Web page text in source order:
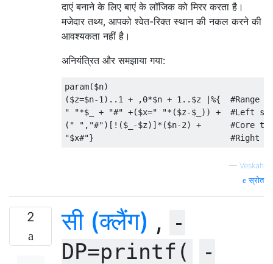
दाएं बनाने के लिए बाएं के लॉजिक को मिरर करता है।
मजेदार तथ्य, आपको श्वेत-रिक्त स्थान की नकल करने की
आवश्यकता नहीं है।
अनियंत्रित और समझाया गया:
param($n)
($z=$n-1).. 1 + ,0*$n + 1. . $z |%{
#Range
" "*$_ + "#" +($x=" "*($z-$_ )) +
#Left
( " " , "#")[!($_ -$z)]*($n-2) +
#Core
"$x#"} #Right
— Veskah
स्रोत
2 सी (क्लैंग) ,
-
DP=printf(
-